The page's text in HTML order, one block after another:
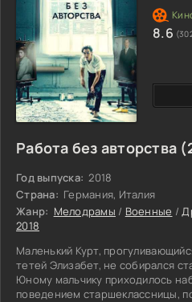
Работа без авторства
Год выпуска: 2018
Страна: Германия, Италия
Жанр: Мелодрамы / Военные /
2018
Маленький Курт,
тетей Элизабет, не собирался
Юному мальчику приходилось
поведением старшеклассницы,
8.6